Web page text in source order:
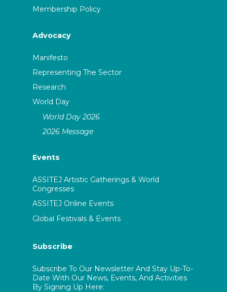
Membership Policy
Advocacy
Manifesto
Representing The Sector
Research
World Day
World Day 2026
2026 Message
Events
ASSITEJ Artistic Gatherings & World
Congresses
ASSITEJ Online Events
Global Festivals & Events
Subscribe
Subscribe To Our Newsletter And Stay Up-To-
Date With Our News, Events, And Activities
By Signing Up Here: